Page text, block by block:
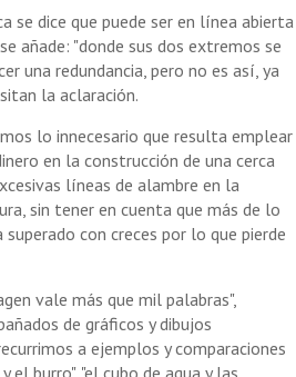
se dice que puede ser en línea abierta
añade: "donde sus dos extremos se
una redundancia, pero no es así, ya
la aclaración.
lo innecesario que resulta emplear
en la construcción de una cerca
líneas de alambre en la
sin tener en cuenta que más de lo
con creces por lo que pierde
vale más que mil palabras",
de gráficos y dibujos
a ejemplos y comparaciones